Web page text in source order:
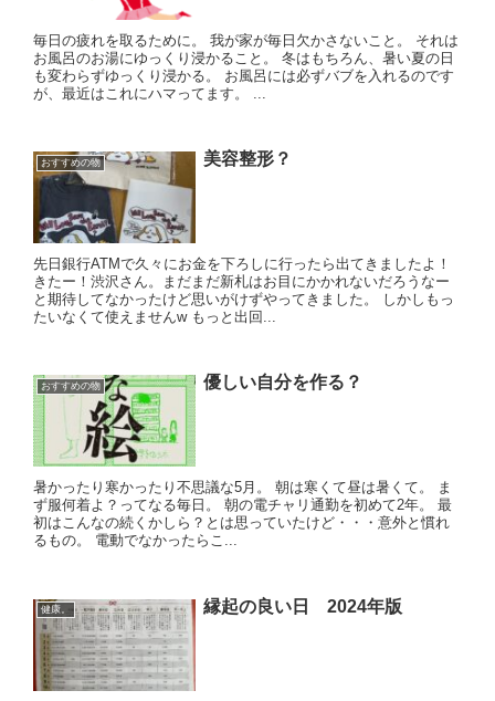
毎日の疲れを取るために。 我が家が毎日欠かさないこと。 それは
お風呂のお湯にゆっくり浸かること。 冬はもちろん、暑い夏の日
も変わらずゆっくり浸かる。 お風呂には必ずバブを入れるのです
が、最近はこれにハマってます。 ...
おすすめの物 美容整形？
先日銀行ATMで久々にお金を下ろしに行ったら出てきましたよ！
きたー！渋沢さん。まだまだ新札はお目にかかれないだろうなー
と期待してなかったけど思いがけずやってきました。 しかしもっ
たいなくて使えませんw もっと出回...
おすすめの物 優しい自分を作る？
暑かったり寒かったり不思議な5月。 朝は寒くて昼は暑くて。 ま
ず服何着よ？ってなる毎日。 朝の電チャリ通勤を初めて2年。 最
初はこんなの続くかしら？とは思っていたけど・・・意外と慣れ
るもの。 電動でなかったらこ...
健康。 縁起の良い日 2024年版